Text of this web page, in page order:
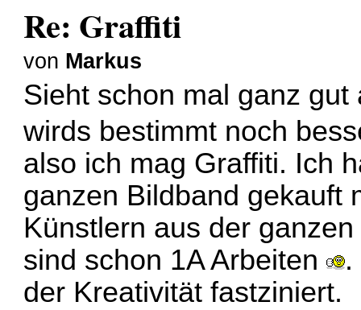
Re: Graffiti
von Markus
Sieht schon mal ganz
wirds bestimmt noch
also ich mag Graffiti. Ich
ganzen Bildband gekauft
Künstlern aus der
sind schon 1A Arbeiten
der Kreativität fastziniert.